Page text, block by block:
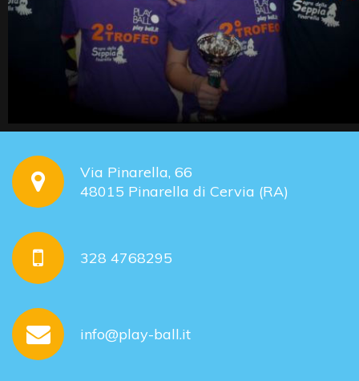
Via Pinarella, 66
48015 Pinarella di Cervia (RA)
328 4768295
info@play-ball.it